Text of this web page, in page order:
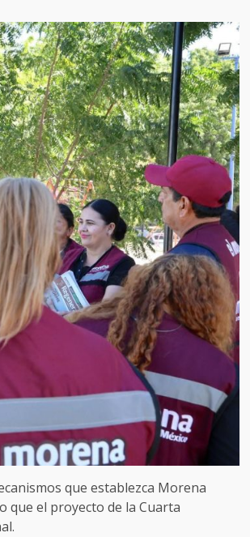
que establezca Morena
que el proyecto de la Cuarta